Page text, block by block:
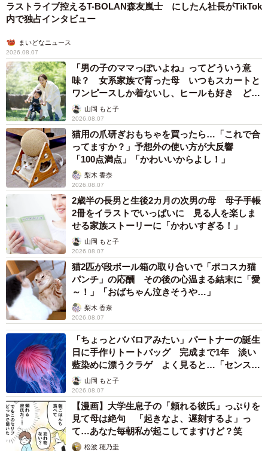
ラストライブ控えるT-BOLAN森友嵐士 にしたん社長がTikTok
内で独占インタビュー
まいどなニュース
2026.08.07
「男の子のママっぽいよね」ってどういう意
味？ 女系家族で育った母 いつもスカートと
ワンピースしか着ないし、ヒールも好き どの
へんが…
山岡 もと子
2026.08.07
猫用の爪研ぎおもちゃを買ったら…「これで合
ってますか？」予想外の使い方が大反響
「100点満点」「かわいいからよし！」
梨木 香奈
2026.08.07
2歳半の長男と生後2カ月の次男の母 母子手帳
2冊をイラストでいっぱいに 見る人を楽しま
せる家族ストーリーに「かわいすぎる！」
山岡 もと子
2026.08.07
猫2匹が段ボール箱の取り合いで「ポコスカ猫
パンチ」の応酬 その後の心温まる結末に「愛
～！」「おばちゃん泣きそうや…」
梨木 香奈
2026.08.07
「ちょっとババロアみたい」パートナーの誕生
日に手作りトートバッグ 完成まで1年 淡い
藍染めに漂うクラゲ よく見ると…「センスす
ごい」山岡 もと子
2026.08.07
【漫画】大学生息子の「頼れる彼氏」っぷりを
見て母は絶句 「起きなよ、遅刻するよ」っ
て…あなた毎朝私が起こしてますけど？笑
松波 穂乃圭